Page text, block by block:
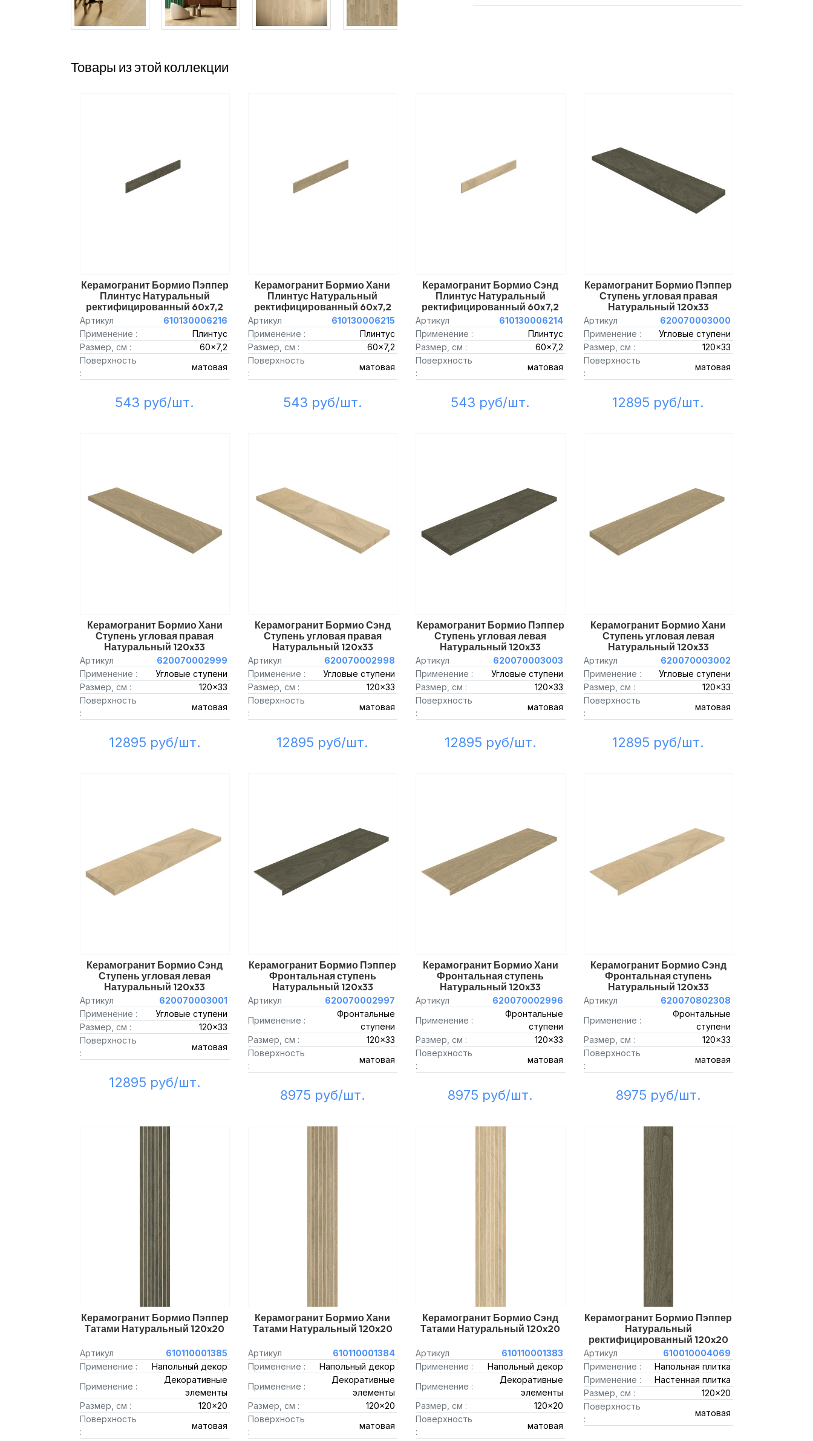
Товары из этой коллекции
Керамогранит Бормио Пэппер
Плинтус Натуральный
ректифицированный 60x7,2
Артикул
610130006216
Применение :
Плинтус
Размер, см :
60x7,2
Поверхность
:
матовая
543 руб/шт.
Керамогранит Бормио Хани
Плинтус Натуральный
ректифицированный 60x7,2
Артикул
610130006215
Применение :
Плинтус
Размер, см :
60x7,2
Поверхность
:
матовая
543 руб/шт.
Керамогранит Бормио Сэнд
Плинтус Натуральный
ректифицированный 60x7,2
Артикул
610130006214
Применение :
Плинтус
Размер, см :
60x7,2
Поверхность
:
матовая
543 руб/шт.
Керамогранит Бормио Пэппер
Ступень угловая правая
Натуральный 120x33
Артикул
620070003000
Применение :
Угловые ступени
Размер, см :
120x33
Поверхность
:
матовая
12895 руб/шт.
Керамогранит Бормио Хани
Ступень угловая правая
Натуральный 120x33
Артикул
620070002999
Применение :
Угловые ступени
Размер, см :
120x33
Поверхность
:
матовая
12895 руб/шт.
Керамогранит Бормио Сэнд
Ступень угловая правая
Натуральный 120x33
Артикул
620070002998
Применение :
Угловые ступени
Размер, см :
120x33
Поверхность
:
матовая
12895 руб/шт.
Керамогранит Бормио Пэппер
Ступень угловая левая
Натуральный 120x33
Артикул
620070003003
Применение :
Угловые ступени
Размер, см :
120x33
Поверхность
:
матовая
12895 руб/шт.
Керамогранит Бормио Хани
Ступень угловая левая
Натуральный 120x33
Артикул
620070003002
Применение :
Угловые ступени
Размер, см :
120x33
Поверхность
:
матовая
12895 руб/шт.
Керамогранит Бормио Сэнд
Ступень угловая левая
Натуральный 120x33
Артикул
620070003001
Применение :
Угловые ступени
Размер, см :
120x33
Поверхность
:
матовая
12895 руб/шт.
Керамогранит Бормио Пэппер
Фронтальная ступень
Натуральный 120x33
Артикул
620070002997
Применение :
Фронтальные
ступени
Размер, см :
120x33
Поверхность
:
матовая
8975 руб/шт.
Керамогранит Бормио Хани
Фронтальная ступень
Натуральный 120x33
Артикул
620070002996
Применение :
Фронтальные
ступени
Размер, см :
120x33
Поверхность
:
матовая
8975 руб/шт.
Керамогранит Бормио Сэнд
Фронтальная ступень
Натуральный 120x33
Артикул
620070802308
Применение :
Фронтальные
ступени
Размер, см :
120x33
Поверхность
:
матовая
8975 руб/шт.
Керамогранит Бормио Пэппер
Татами Натуральный 120x20
Артикул
610110001385
Применение :
Напольный декор
Применение :
Декоративные
элементы
Размер, см :
120x20
Поверхность
:
матовая
Керамогранит Бормио Хани
Татами Натуральный 120x20
Артикул
610110001384
Применение :
Напольный декор
Применение :
Декоративные
элементы
Размер, см :
120x20
Поверхность
:
матовая
Керамогранит Бормио Сэнд
Татами Натуральный 120x20
Артикул
610110001383
Применение :
Напольный декор
Применение :
Декоративные
элементы
Размер, см :
120x20
Поверхность
:
матовая
Керамогранит Бормио Пэппер
Натуральный
ректифицированный 120x20
Артикул
610010004069
Применение :
Напольная плитка
Применение :
Настенная плитка
Размер, см :
120x20
Поверхность
:
матовая